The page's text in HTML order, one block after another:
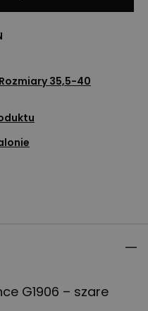
Rozmiary 35,5-40
G1906 – szare